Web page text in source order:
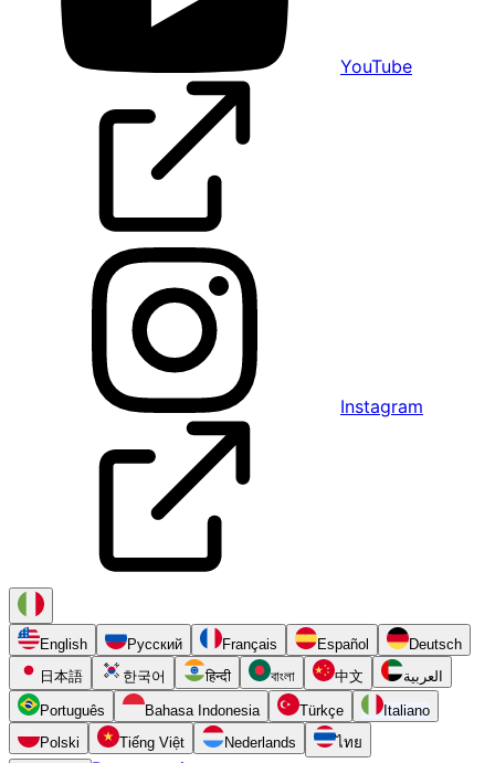
YouTube
Instagram
English Русский Français Español
Deutsch
日本語
한국어 हिन्दी বাংলা 中文 العربية
Português Bahasa Indonesia Türkçe
Italiano
Polski
Tiếng Việt Nederlands
ไทย